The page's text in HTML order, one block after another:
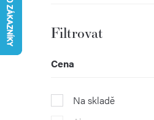
P
o
s
t
Cena
Na skladě